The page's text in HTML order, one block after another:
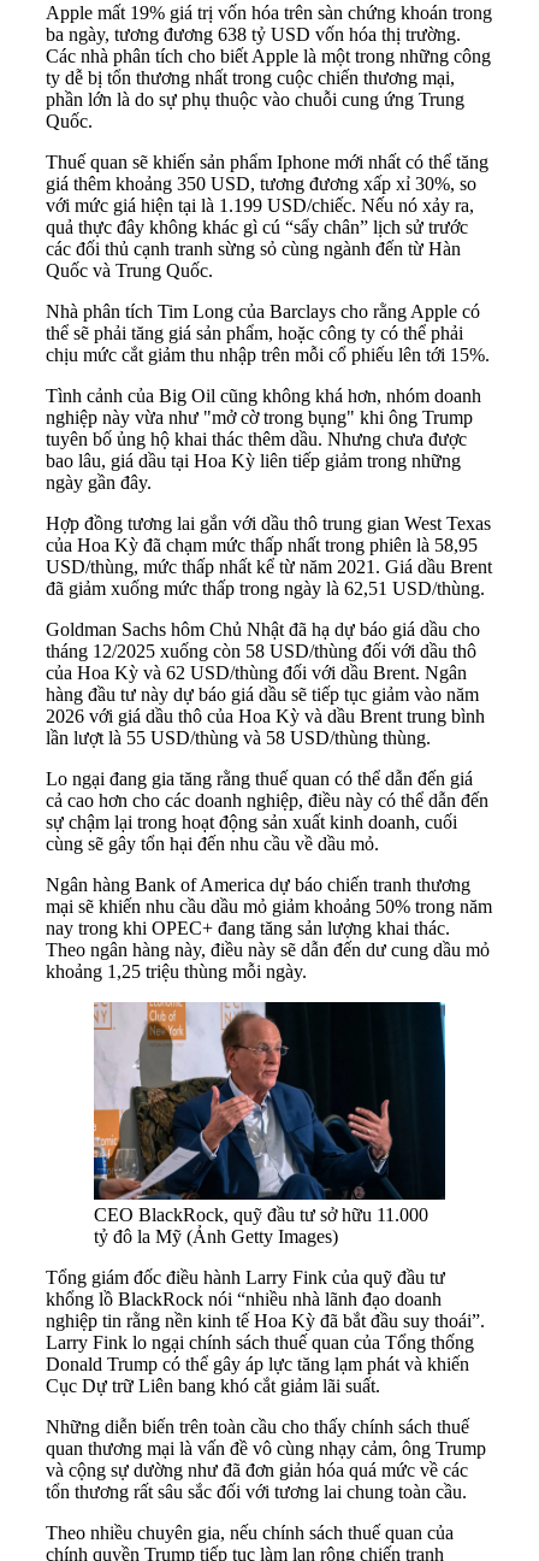
Apple mất 19% giá trị vốn hóa trên sàn chứng khoán trong
ba ngày, tương đương 638 tỷ USD vốn hóa thị trường.
Các nhà phân tích cho biết Apple là một trong những công
ty dễ bị tổn thương nhất trong cuộc chiến thương mại,
phần lớn là do sự phụ thuộc vào chuỗi cung ứng Trung
Quốc.
Thuế quan sẽ khiến sản phẩm Iphone mới nhất có thể tăng
giá thêm khoảng 350 USD, tương đương xấp xỉ 30%, so
với mức giá hiện tại là 1.199 USD/chiếc. Nếu nó xảy ra,
quả thực đây không khác gì cú “sẩy chân” lịch sử trước
các đối thủ cạnh tranh sừng sỏ cùng ngành đến từ Hàn
Quốc và Trung Quốc.
Nhà phân tích Tim Long của Barclays cho rằng ​​Apple có
thể sẽ phải tăng giá sản phẩm, hoặc công ty có thể phải
chịu mức cắt giảm thu nhập trên mỗi cổ phiếu lên tới 15%.
Tình cảnh của Big Oil cũng không khá hơn, nhóm doanh
nghiệp này vừa như "mở cờ trong bụng" khi ông Trump
tuyên bố ủng hộ khai thác thêm dầu. Nhưng chưa được
bao lâu, giá dầu tại Hoa Kỳ liên tiếp giảm trong những
ngày gần đây.
Hợp đồng tương lai gắn với dầu thô trung gian West Texas
của Hoa Kỳ đã chạm mức thấp nhất trong phiên là 58,95
USD/thùng, mức thấp nhất kể từ năm 2021. Giá dầu Brent
đã giảm xuống mức thấp trong ngày là 62,51 USD/thùng.
Goldman Sachs hôm Chủ Nhật đã hạ dự báo giá dầu cho
tháng 12/2025 xuống còn 58 USD/thùng đối với dầu thô
của Hoa Kỳ và 62 USD/thùng đối với dầu Brent. Ngân
hàng đầu tư này dự báo giá dầu sẽ tiếp tục giảm vào năm
2026 với giá dầu thô của Hoa Kỳ và dầu Brent trung bình
lần lượt là 55 USD/thùng và 58 USD/thùng thùng.
Lo ngại đang gia tăng rằng thuế quan có thể dẫn đến giá
cả cao hơn cho các doanh nghiệp, điều này có thể dẫn đến
sự chậm lại trong hoạt động sản xuất kinh doanh, cuối
cùng sẽ gây tổn hại đến nhu cầu về dầu mỏ.
Ngân hàng Bank of America dự báo chiến tranh thương
mại sẽ khiến nhu cầu dầu mỏ giảm khoảng 50% trong năm
nay trong khi OPEC+ đang tăng sản lượng khai thác.
Theo ngân hàng này, điều này sẽ dẫn đến dư cung dầu mỏ
khoảng 1,25 triệu thùng mỗi ngày.
CEO BlackRock, quỹ đầu tư sở hữu 11.000
tỷ đô la Mỹ (Ảnh Getty Images)
Tổng giám đốc điều hành Larry Fink của quỹ đầu tư
khổng lồ BlackRock nói “nhiều nhà lãnh đạo doanh
nghiệp tin rằng nền kinh tế Hoa Kỳ đã bắt đầu suy thoái”.
Larry Fink lo ngại chính sách thuế quan của Tổng thống
Donald Trump có thể gây áp lực tăng lạm phát và khiến
Cục Dự trữ Liên bang khó cắt giảm lãi suất.
Những diễn biến trên toàn cầu cho thấy chính sách thuế
quan thương mại là vấn đề vô cùng nhạy cảm, ông Trump
và cộng sự dường như đã đơn giản hóa quá mức về các
tổn thương rất sâu sắc đối với tương lai chung toàn cầu.
Theo nhiều chuyên gia, nếu chính sách thuế quan của
chính quyền Trump tiếp tục làm lan rộng chiến tranh